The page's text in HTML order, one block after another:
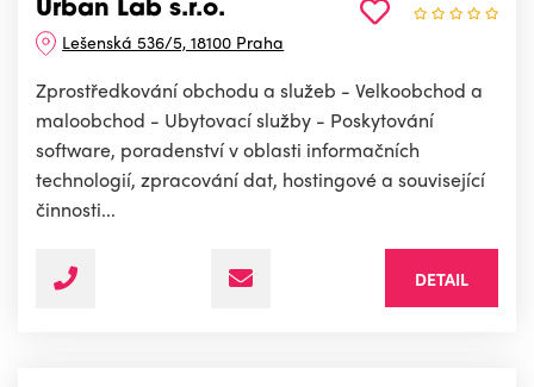
Urban Lab s.r.o.
Lešenská 536/5, 18100 Praha
Zprostředkování obchodu a služeb - Velkoobchod a
maloobchod - Ubytovací služby - Poskytování
software, poradenství v oblasti informačních
technologií, zpracování dat, hostingové a související
činnosti...
DETAIL